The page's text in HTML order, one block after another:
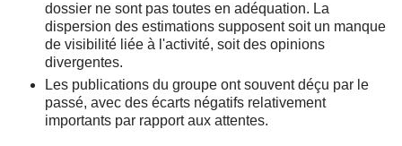
dossier ne sont pas toutes en adéquation. La
dispersion des estimations supposent soit un manque
de visibilité liée à l'activité, soit des opinions
divergentes.
Les publications du groupe ont souvent déçu par le
passé, avec des écarts négatifs relativement
importants par rapport aux attentes.